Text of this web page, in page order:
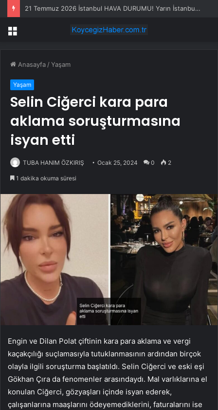
21 Temmuz 2026 İstanbul HAVA DURUMU! Yarın İstanbul’da hava nasıl olacak, yağış var mı?
Menü
Anasayfa /Yaşam
Yaşam
Selin Ciğerci kara para
aklama soruşturmasına
isyan etti
TUBA HANIM ÖZKIRIŞ Ocak 25, 2024 0 2
1 dakika okuma süresi
Engin ve Dilan Polat çiftinin kara para aklama ve vergi
kaçakçılığı suçlamasıyla tutuklanmasının ardından birçok
olayla ilgili soruşturma başlatıldı. Selin Ciğerci ve eski eşi
Gökhan Çıra da fenomenler arasındaydı. Mal varlıklarına el
konulan Ciğerci, gözyaşları içinde isyan ederek,
çalışanlarına maaşlarını ödeyemediklerini, faturalarını ise